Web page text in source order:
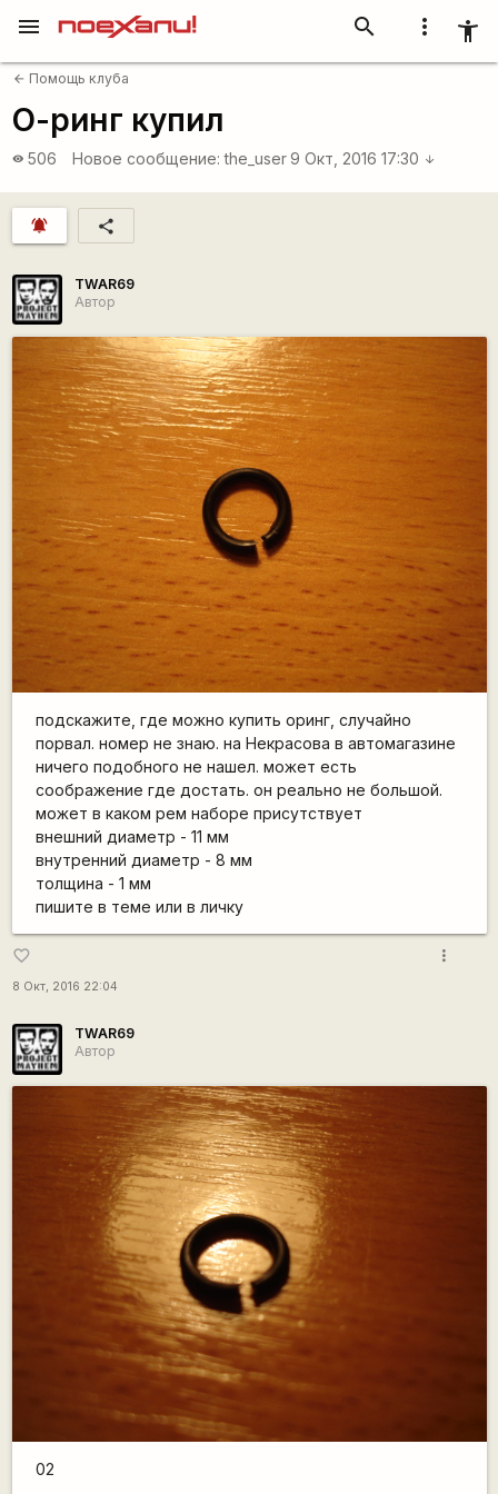
more_vert accessibility_new
search
menu
arrow_back Помощь клуба
О-ринг купил
visibility 506 Новое сообщение: the_user 9 Окт, 2016 17:30 arrow_downward
notifications_active share
TWAR69
Автор
подскажите, где можно купить оринг, случайно
порвал. номер не знаю. на Некрасова в автомагазине
ничего подобного не нашел. может есть
соображение где достать. он реально не большой.
может в каком рем наборе присутствует
внешний диаметр - 11 мм
внутренний диаметр - 8 мм
толщина - 1 мм
пишите в теме или в личку
favorite_border
8 Окт, 2016 22:04
more_vert
TWAR69
Автор
02